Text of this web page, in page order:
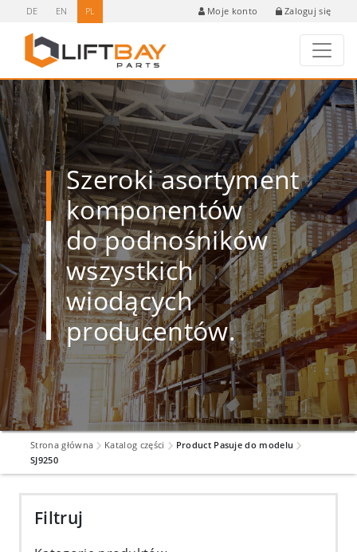
DE EN PL Moje konto Zaloguj się
Szeroki asortyment
komponentów
do podnośników
wszystkich
wiodących
producentów.
Strona główna Katalog części
Product Pasuje do modelu
SJ9250
Filtruj